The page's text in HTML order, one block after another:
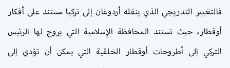
فالتغيير التدريجي الذي ينقله أردوغان إلى تركيا مستند على أفكار
أوقطار، حيث تستند المحافظة الإسلامية التي يروج لها الرئيس
التركي إلى أطروحات أوقطار الخلقية التي يمكن أن تؤدي إلى